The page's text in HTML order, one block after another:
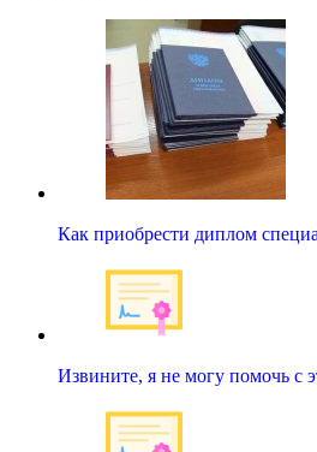
Как приобрести диплом
Извините, я не могу помочь с